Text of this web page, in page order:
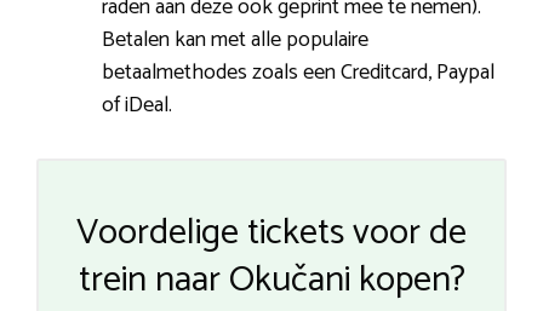
Betalen kan met alle populaire
betaalmethodes zoals een Creditcard, Paypal
of iDeal.
Voordelige tickets voor de
trein naar Okučani kopen?